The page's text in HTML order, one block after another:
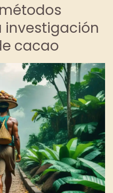
investigación
cacao